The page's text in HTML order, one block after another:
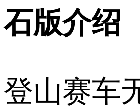
石版介绍
登山赛车